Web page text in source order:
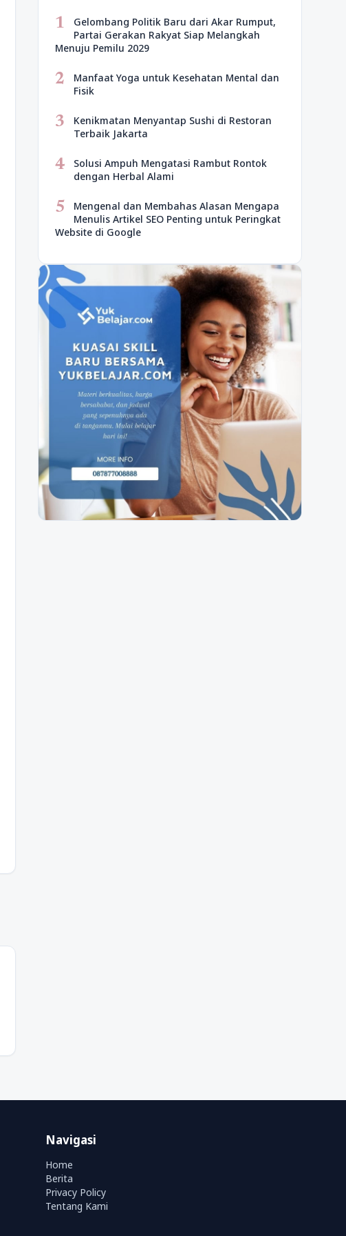
1
Gelombang Politik Baru dari Akar Rumput,
Partai Gerakan Rakyat Siap Melangkah
Menuju Pemilu 2029
2
Manfaat Yoga untuk Kesehatan Mental dan
Fisik
3
Kenikmatan Menyantap Sushi di Restoran
Terbaik Jakarta
4
Solusi Ampuh Mengatasi Rambut Rontok
dengan Herbal Alami
5
Mengenal dan Membahas Alasan Mengapa
Menulis Artikel SEO Penting untuk Peringkat
Website di Google
Navigasi
Home
Berita
Privacy Policy
Tentang Kami